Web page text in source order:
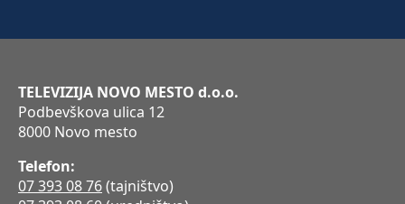
TELEVIZIJA NOVO MESTO d.o.o.
Podbevškova ulica 12
8000 Novo mesto
Telefon:
07 393 08 76(tajništvo)